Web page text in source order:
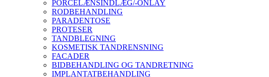
PORCELÆNSINDLÆG/-ONLAY
RODBEHANDLING
PARADENTOSE
PROTESER
TANDBLEGNING
KOSMETISK TANDRENSNING
FACADER
BIDBEHANDLING OG TANDRETNING
IMPLANTATBEHANDLING